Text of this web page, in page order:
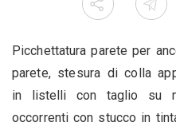
Picchettatura parete per
parete, stesura di colla
in listelli con taglio su
occorrenti con stucco in